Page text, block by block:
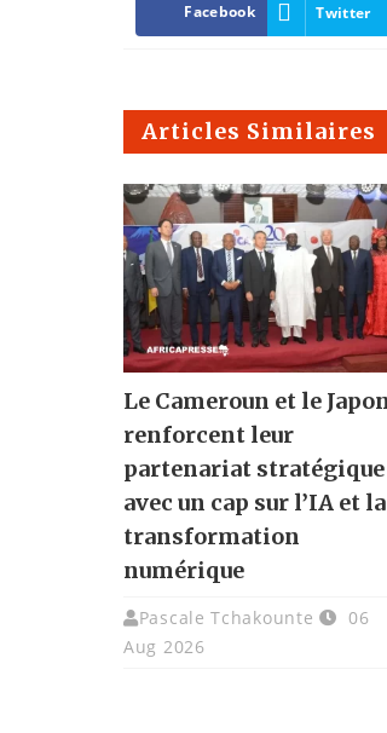
Facebook Twitter
Articles Similaires
Le Cameroun et le
renforcent leur
partenariat stratégique
avec un cap sur l’IA et la
transformation
numérique
Pascale Tchakounte
06
Aug 2026